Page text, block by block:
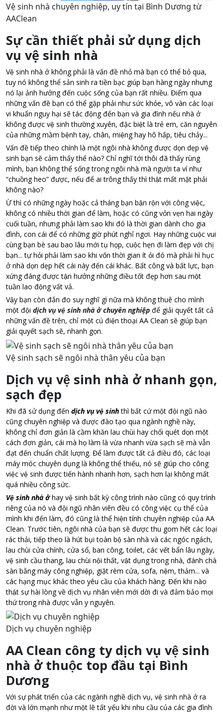
Vệ sinh nhà chuyên nghiệp, uy tín tại Bình Dương từ
AAClean
Sự cần thiết phải sử dụng dịch
vụ vệ sinh nhà
Vệ sinh nhà ở không phải là vấn đề nhỏ mà bạn có thể bỏ qua,
tuy nó không thể sản sinh ra tiền bạc giúp bạn hàng ngày nhưng
nó lại ảnh hưởng đến cuộc sống của bạn rất nhiều. Điểm qua
những vấn đề bạn có thể gặp phải như sức khỏe, vô vàn các loại
vi khuẩn nguy hại sẽ tác động đến bạn và gia đình nếu nhà ở
không được vệ sinh thường xuyên, đặc biệt là trẻ em, căn nguyên
của những mầm bệnh tay, chân, miệng hay hô hấp, tiêu chảy...
Vấn đề tiếp theo chính là một ngôi nhà không được dọn dẹp vệ
sinh bạn sẽ cảm thấy thế nào? Chỉ nghĩ tới thôi đã thấy rùng
mình, bạn không thể sống trong ngôi nhà mà người ta ví như
“chuồng heo” được, nếu để ai trông thấy thì thật mất mặt phải
không nào?
Ừ thì có những ngày hoặc cả tháng bạn bận rộn với công việc,
không có nhiều thời gian để làm, hoặc có cũng vỏn vẹn hai ngày
cuối tuần, nhưng phải làm sao khi đó là thời gian dành cho gia
đình, con cái để có những giờ phút nghỉ ngơi. Hay những cuộc vui
cùng bạn bè sau bao lâu mới tụ họp, cuộc hẹn đi làm đẹp với chị
bạn... tự hỏi phải làm sao khi vốn thời gian ít ỏi đó mà phải hì hục
ở nhà dọn dẹp hết cái này đến cái khác. Bất công và bất lực, bạn
xứng đáng được tận hưởng những điều tốt đẹp hơn sau một
tuần lao động vất vả.
Vậy bạn còn đắn đo suy nghĩ gì nữa mà không thuê cho mình
một đội dịch vụ vệ sinh nhà ở chuyên nghiệp để giải quyết tất cả
những vấn đề trên, chỉ một cú điện thoại AA Clean sẽ giúp bạn
giải quyết sạch sẽ, nhanh gọn.
Vệ sinh sạch sẽ ngôi nhà thân yêu của bạn
Dịch vụ vệ sinh nhà ở nhanh gọn,
sạch đẹp
Khi đã sử dụng đến dịch vụ vệ sinhthì bất cứ một đội ngũ nào
cũng chuyên nghiệp và được đào tạo qua ngành nghề này,
không chỉ đơn giản là cầm khăn lau chùi hay chổi quét dọn một
cách đơn giản, cái mà họ làm là vừa nhanh vừa sạch sẽ mà vẫn
đạt đến chuẩn chất lượng. Để làm được tất cả điều đó, các loại
máy móc chuyên dụng là không thể thiếu, nó sẽ giúp cho công
việc vệ sinh được tiến hành nhanh hơn, sạch hơn lại không mất
quá nhiều công sức.
Vệ sinh nhà ởhay vệ sinh bất kỳ công trình nào cũng có quy trình
riêng của nó và đội ngũ nhân viên đều có công việc cụ thể của
mình khi đến làm, đó cũng là thể hiện tính chuyên nghiệp của AA
Clean. Trước tiên, ngôi nhà của bạn sẽ được thu gom hết các loại
rác thải, tiếp theo là hút bụi toàn bộ sàn nhà và các ngóc ngách,
lau chùi cửa chính, cửa sổ, ban công, toilet, các vết bẩn lâu ngày,
vệ sinh cầu thang, lau chùi nội thất, vật dụng trong nhà, đánh chà
sàn bằng máy công nghiệp, giặt rèm cửa, sofa, nệm, thảm... và
các hạng mục khác theo yêu cầu của khách hàng. Đến khi nào
thật sự hài lòng về dịch vụ nhân viên mới dời đi và đảm bảo mọi
thứ trong nhà được vẫn y nguyên.
Dịch vụ chuyên nghiệp
AA Clean công ty dịch vụ vệ sinh
nhà ở thuộc top đầu tại Bình
Dương
Với sự phát triển của các ngành nghề dịch vụ, vệ sinh nhà ở ra
đời và lớn mạnh như một lẽ tất yếu khi nhu cầu của các gia đình